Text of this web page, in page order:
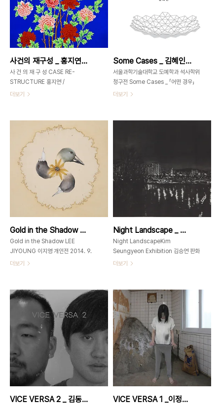
이 쌓아 올렸던 탑, 구조물들이 꿈속에서
본 것처럼 아득하다. 저 언덕 위의 문을
올려다본다. 저 너머에도 꽃들이 만개해
있다. 그리고 드넓은 하늘. 문득 붓다를
리는 일이나 인생살이나 스스로를 발견
해 나가는 공부길이 놀..
bonds. What these
unpretentious details have
conceived within ? This
exhibition tells a story..
사건의 재구성 _ 홍지연 _ 2014_1008 ▶ 1026
사 건 의 재 구 성 CASE RE-
STRUCTURE 홍지연 /
HONGJIYEUN / 洪芝姸 /
후6시관람시간 11am-7pm / 월요일
휴관 가회동60 GAHOEDONG60서
울시 종로구 가회동 60번지+82-2-
3673-
0585www.gahoedong60.comgahoedong60@gmail.com
힉스의 정원, 100x100cm, acrylic
on canvas, 2014 경계의 재구성
2013년 10월, 세상은 ‘힉스 입자’이야
기로 떠들썩했다. 우주의 비밀을 밝혀 줄
열쇠가 드디어 공식적으로 발표되었다는
‘힉스’는 노벨상도 받았다. 얼마나 관심
이 많았는지 ..
더보기
Some Cases _ 김혜인 도예전 _ 2014_0923 ▶ 0929
서울과학기술대학교 도예학과 석사학위
청구전 Some Cases _ 「어떤 경우」
The 1st Ceramics Solo
24 WED 12pm 가회동
0585gahoedong60@gmail.com
Case- Dish-01 295 x 270 x 60
mm Case+Teapot 1-01 Teapot
2-02160 x 100 x 125 mm 150 x
113 x 125 mm Case+Teapot 1-
05140 x 150 x 125 mm Case-
mmDish-03 31..
더보기
Gold in the Shadow _ 이지영전 _ 2014_0915 ▶ 0921
Gold in the Shadow LEE
JIYOUNG 이지영 개인전 2014. 9.
15 MON - 21 SUNopen 11am-
서울시 종로구 가회동 60번지02-
3673-
0585gahoedong60@gmail.com
Gold in the Shadow_color on
silk_60x60cm_2014 작가노트 인
생은 선택의 연속이며 지금의 우리는 수
많은 선택의 결과이다. 선택되지 못한 결
과물 역시 지금 우리의 모습이다. 인생에
는 선택과 동시에 선택되지 못한 것들이
발생하며 이들은 선택의 그림자가 된다.
결과라면 그림자란 우리 인격 이면裏面
더보기
Night Landscape _ 김승연 판화전 _ 2014_0829 ▶ 0913
Night LandscapeKim
Seungyeon Exhibition 김승연 판화
전 2014. 8. 29 (금) – 9. 13 (토) / 9.
전 11- 오후7시 / 9월 6일(토)~8일
(월) 추석연휴 휴관 가회동
60_GAHOEDONG60서울시 종로구
가회동 60번지02-3673-
김승연 _ Night Landscape-
200132_Mezzotint_55x75cm_2013
Night Landscape 가회동 60 에서
는 홍익대 김승연 교수의 판화전을 가진
다.메조틴트가 가지는 깊고 부드러운 특
의 풍경..
더보기
VICE VERSA 2 _ 김동현/장준호 _ 2014_0814 ▶ 0825 VICE VERSA 1 _이정형/지지 _ 2014_0801 ▶ 0811